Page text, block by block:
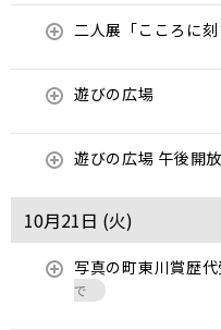
二人展「こころに
遊びの広場
遊びの広場 午後開
10月21日 (火)
写真の町東川賞歴
で